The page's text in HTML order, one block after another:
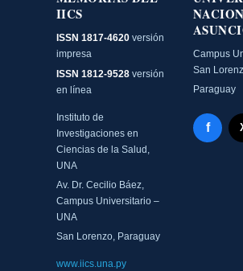
IICS
ISSN 1817-4620 versión
impresa
ISSN 1812-9528 versión
en línea
Instituto de
Investigaciones en
Ciencias de la Salud,
UNA
Av. Dr. Cecilio Báez,
Campus Universitario –
UNA
San Lorenzo, Paraguay
www.iics.una.py
Campus
San
Paraguay
f